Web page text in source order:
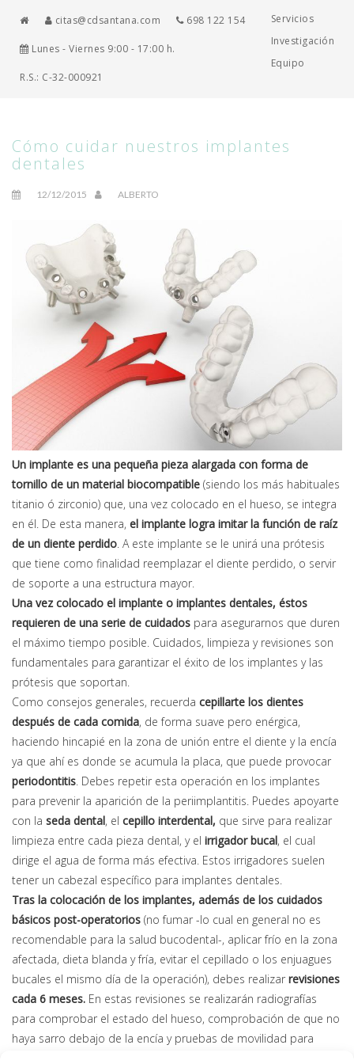
citas@cdsantana.com 698 122 154
Lunes - Viernes 9:00 - 17:00 h.
R.S.: C-32-000921
Servicios
Investigación
Equipo
Cómo cuidar nuestros implantes
dentales
12/12/2015 ALBERTO
Un implante es una pequeña pieza alargada con forma de
tornillo de un material biocompatible (siendo los más habituales
titanio ó zirconio) que, una vez colocado en el hueso, se integra
en él. De esta manera, el implante logra imitar la función de raíz
de un diente perdido. A este implante se le unirá una prótesis
que tiene como finalidad reemplazar el diente perdido, o servir
de soporte a una estructura mayor.
Una vez colocado el implante o implantes dentales, éstos
requieren de una serie de cuidados para asegurarnos que duren
el máximo tiempo posible. Cuidados, limpieza y revisiones son
fundamentales para garantizar el éxito de los implantes y las
prótesis que soportan.
Como consejos generales, recuerda cepillarte los dientes
después de cada comida, de forma suave pero enérgica,
haciendo hincapié en la zona de unión entre el diente y la encía
ya que ahí es donde se acumula la placa, que puede provocar
periodontitis. Debes repetir esta operación en los implantes
para prevenir la aparición de la periimplantitis. Puedes apoyarte
con la seda dental, el cepillo interdental, que sirve para realizar
limpieza entre cada pieza dental, y el irrigador bucal, el cual
dirige el agua de forma más efectiva. Estos irrigadores suelen
tener un cabezal específico para implantes dentales.
Tras la colocación de los implantes, además de los cuidados
básicos post-operatorios (no fumar -lo cual en general no es
recomendable para la salud bucodental-, aplicar frío en la zona
afectada, dieta blanda y fría, evitar el cepillado o los enjuagues
bucales el mismo día de la operación), debes realizar revisiones
cada 6 meses. En estas revisiones se realizarán radiografías
para comprobar el estado del hueso, comprobación de que no
haya sarro debajo de la encía y pruebas de movilidad para